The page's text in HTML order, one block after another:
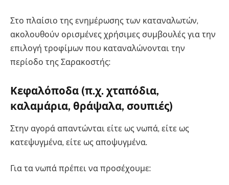
Στο πλαίσιο της ενημέρωσης των καταναλωτών,
ακολουθούν ορισμένες χρήσιμες συμβουλές για την
επιλογή τροφίμων που καταναλώνονται την
περίοδο της Σαρακοστής:
Κεφαλόποδα (π.χ. χταπόδια,
καλαμάρια, θράψαλα, σουπιές)
Στην αγορά απαντώνται είτε ως νωπά, είτε ως
κατεψυγμένα, είτε ως αποψυγμένα.
Για τα νωπά πρέπει να προσέχουμε: